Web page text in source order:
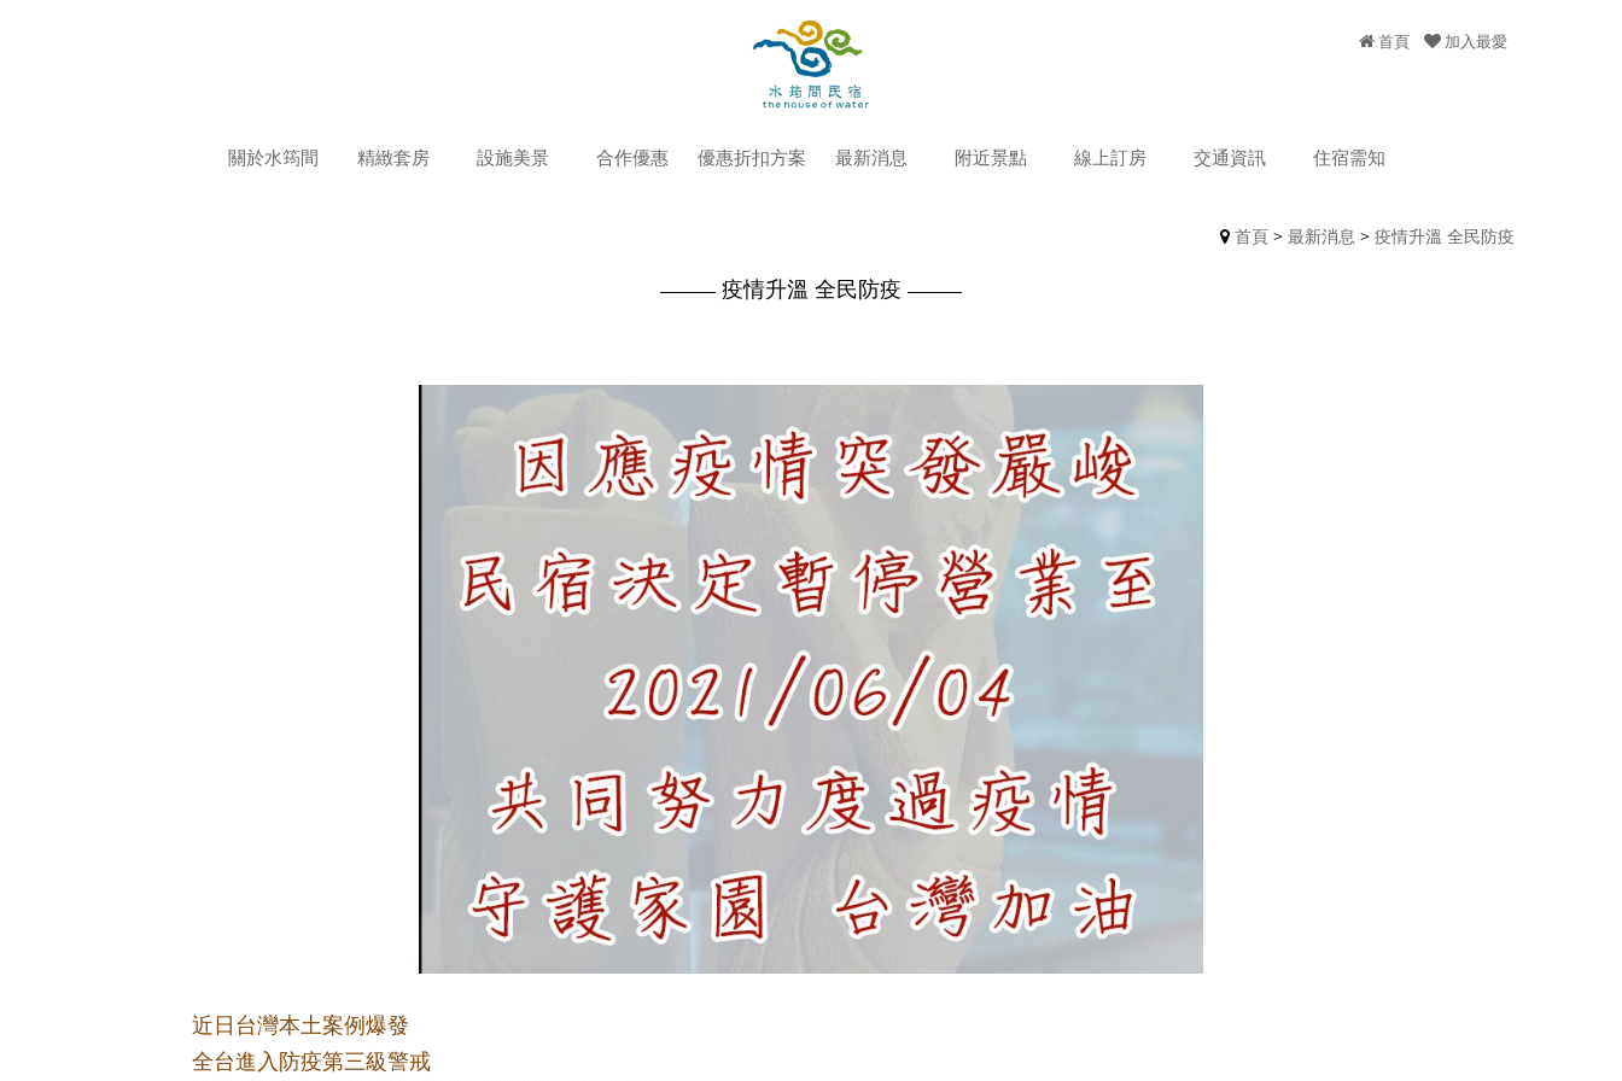
首頁 加入最愛
關於水筠間 精緻套房 設施美景 合作優惠 優惠折扣方案 最新消息 附近景點 線上訂房 交通資訊 住宿需知
首頁> 最新消息 > 疫情升溫 全民防疫
疫情升溫 全民防疫
近日台灣本土案例爆發
全台進入防疫第三級警戒